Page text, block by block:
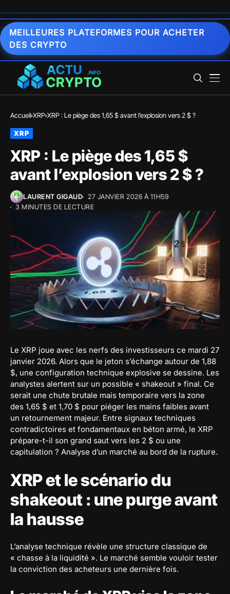
MEILLEURES PLATEFORMES POUR ACHETER
DES CRYPTO
Accueil XRP XRP : Le piège des 1,65 $ avant l’explosion vers 2 $ ?
XRP
XRP : Le piège des 1,65 $
avant l’explosion vers 2 $ ?
LAURENT GIGAUD
27 JANVIER 2026 À 11H59
3 MINUTES DE LECTURE
Le XRP joue avec les nerfs des investisseurs ce mardi 27
janvier 2026. Alors que le jeton s’échange autour de 1,88
$, une configuration technique explosive se dessine. Les
analystes alertent sur un possible « shakeout » final. Ce
serait une chute brutale mais temporaire vers la zone
des 1,65 $ et 1,70 $ pour piéger les mains faibles avant
un retournement majeur. Entre signaux techniques
contradictoires et fondamentaux en béton armé, le XRP
prépare-t-il son grand saut vers les 2 $ ou une
capitulation ? Analyse d’un marché au bord de la rupture.
XRP et le scénario du
shakeout : une purge avant
la hausse
L’analyse technique révèle une structure classique de
« chasse à la liquidité ». Le marché semble vouloir tester
la conviction des acheteurs une dernière fois.